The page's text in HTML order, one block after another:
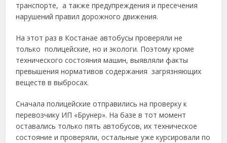
транспорте, а также предупреждения и пресечения
нарушений правил дорожного движения.
На этот раз в Костанае автобусы проверяли не
только полицейские, но и экологи. Поэтому кроме
технического состояния машин, выявляли факты
превышения нормативов содержания загрязняющих
веществ в выбросах.
Сначала полицейские отправились на проверку к
перевозчику ИП «Брунер». На базе в тот момент
оставались только пять автобусов, их техническое
состояние и проверяли, остальные уже курсировали по